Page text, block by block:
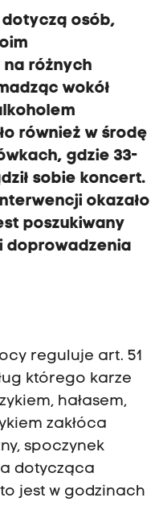
osób,
różnych
wokół
również w środę
gdzie 33-
sobie koncert.
okazało
poszukiwany
doprowadzenia
reguluje art. 51
którego karze
hałasem,
zakłóca
spoczynek
dotycząca
jest w godzinach